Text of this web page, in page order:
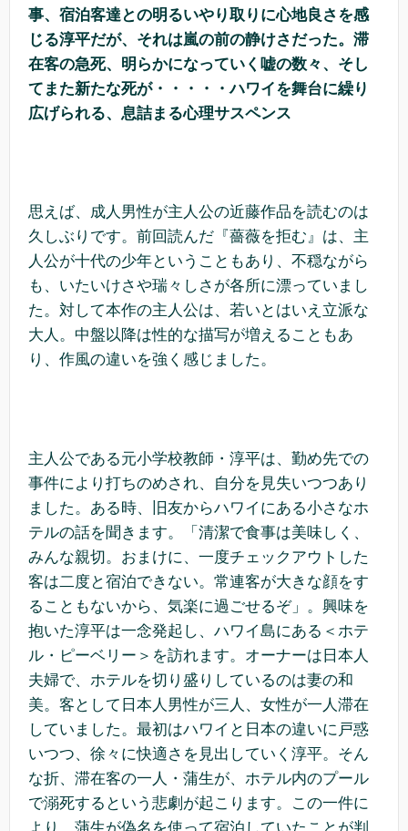
事、宿泊客達との明るいやり取りに心地良さを感
じる淳平だが、それは嵐の前の静けさだった。滞
在客の急死、明らかになっていく嘘の数々、そし
てまた新たな死が・・・・・ハワイを舞台に繰り
広げられる、息詰まる心理サスペンス
思えば、成人男性が主人公の近藤作品を読むのは
久しぶりです。前回読んだ『薔薇を拒む』は、主
人公が十代の少年ということもあり、不穏ながら
も、いたいけさや瑞々しさが各所に漂っていまし
た。対して本作の主人公は、若いとはいえ立派な
大人。中盤以降は性的な描写が増えることもあ
り、作風の違いを強く感じました。
主人公である元小学校教師・淳平は、勤め先での
事件により打ちのめされ、自分を見失いつつあり
ました。ある時、旧友からハワイにある小さなホ
テルの話を聞きます。「清潔で食事は美味しく、
みんな親切。おまけに、一度チェックアウトした
客は二度と宿泊できない。常連客が大きな顔をす
ることもないから、気楽に過ごせるぞ」。興味を
抱いた淳平は一念発起し、ハワイ島にある＜ホテ
ル・ピーベリー＞を訪れます。オーナーは日本人
夫婦で、ホテルを切り盛りしているのは妻の和
美。客として日本人男性が三人、女性が一人滞在
していました。最初はハワイと日本の違いに戸惑
いつつ、徐々に快適さを見出していく淳平。そん
な折、滞在客の一人・蒲生が、ホテル内のプール
で溺死するという悲劇が起こります。この一件に
より、蒲生が偽名を使って宿泊していたことが判